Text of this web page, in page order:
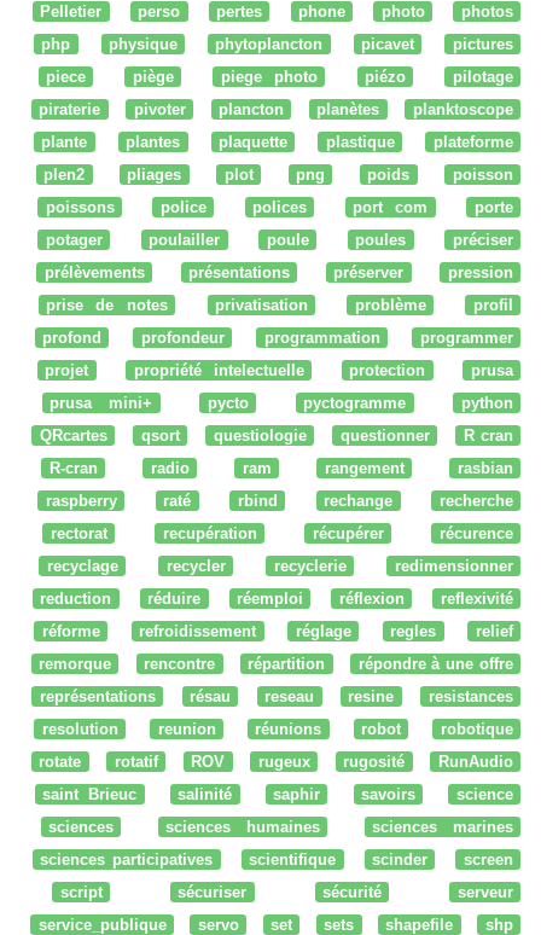
Pelletier
perso pertes phone photo
photos
php
physique phytoplancton picavet
pictures
piece
piège piege photo piézo
pilotage
piraterie
pivoter plancton planètes
planktoscope
plante
plantes plaquette plastique
plateforme
plen2
pliages plot png poids
poisson
poissons
police polices port com
porte
potager
poulailler poule poules
préciser
prélèvements
présentations préserver
pression
prise de notes
privatisation problème
profil
profond
profondeur programmation
programmer
projet
propriété intelectuelle protection
prusa
prusa mini+
pycto pyctogramme
python
QRcartes
qsort questiologie questionner
R cran
R-cran
radio ram rangement
rasbian
raspberry
raté rbind rechange
recherche
rectorat
recupération récupérer
récurence
recyclage
recycler recyclerie
redimensionner
reduction
réduire réemploi réflexion
reflexivité
réforme
refroidissement réglage regles
relief
remorque
rencontre répartition
répondre à une offre
représentations
résau reseau resine
resistances
resolution
reunion réunions robot
robotique
rotate
rotatif ROV rugeux rugosité
RunAudio
saint Brieuc
salinité saphir savoirs
science
sciences
sciences humaines
sciences marines
sciences participatives
scientifique scinder
screen
script
sécuriser sécurité
serveur
service_publique
servo set sets shapefile
shp